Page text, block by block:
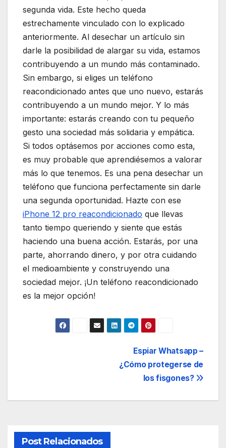
segunda vida. Este hecho queda
estrechamente vinculado con lo explicado
anteriormente. Al desechar un artículo sin
darle la posibilidad de alargar su vida, estamos
contribuyendo a un mundo más contaminado.
Sin embargo, si eliges un teléfono
reacondicionado antes que uno nuevo, estarás
contribuyendo a un mundo mejor. Y lo más
importante: estarás creando con tu pequeño
gesto una sociedad más solidaria y empática.
Si todos optásemos por acciones como esta,
es muy probable que aprendiésemos a valorar
más lo que tenemos. Es una pena desechar un
teléfono que funciona perfectamente sin darle
una segunda oportunidad. Hazte con ese
iPhone 12 pro reacondicionado que llevas
tanto tiempo queriendo y siente que estás
haciendo una buena acción. Estarás, por una
parte, ahorrando dinero, y por otra cuidando
el medioambiente y construyendo una
sociedad mejor. ¡Un teléfono reacondicionado
es la mejor opción!
entradas
Espiar Whatsapp –
¿Cómo protegerse de
los fisgones?
Post Relacionados